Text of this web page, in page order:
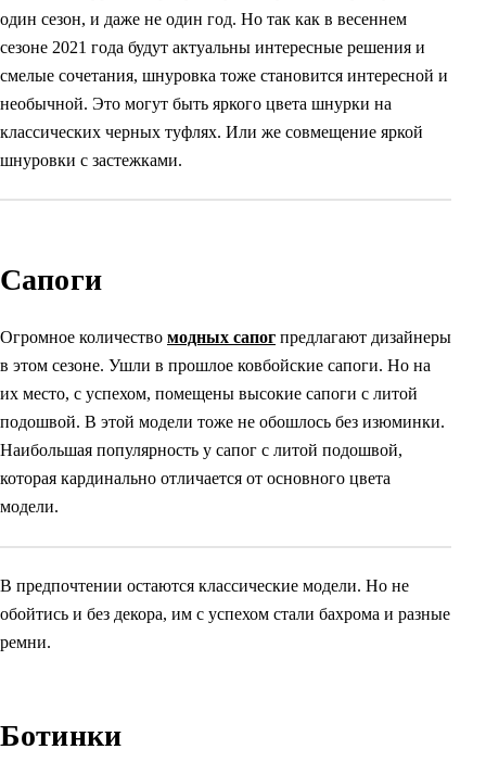
один сезон, и даже не один год. Но так как в весеннем
сезоне 2021 года будут актуальны интересные решения и
смелые сочетания, шнуровка тоже становится интересной и
необычной. Это могут быть яркого цвета шнурки на
классических черных туфлях. Или же совмещение яркой
шнуровки с застежками.
Сапоги
Огромное количество модных сапог предлагают дизайнеры
в этом сезоне. Ушли в прошлое ковбойские сапоги. Но на
их место, с успехом, помещены высокие сапоги с литой
подошвой. В этой модели тоже не обошлось без изюминки.
Наибольшая популярность у сапог с литой подошвой,
которая кардинально отличается от основного цвета
модели.
В предпочтении остаются классические модели. Но не
обойтись и без декора, им с успехом стали бахрома и разные
ремни.
Ботинки